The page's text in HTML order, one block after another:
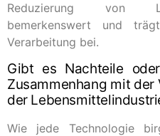
Reduzierung von
bemerkenswert und
Verarbeitung bei.
Gibt es Nachteile
Zusammenhang mit der
der
Wie jede Technologie